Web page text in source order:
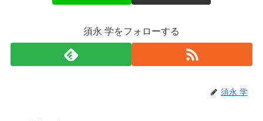
須永 学をフォローする
須永 学